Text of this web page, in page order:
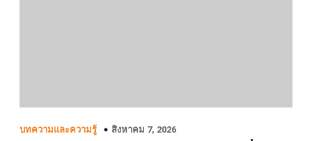
บทความและความรู้ สิงหาคม 7, 2026